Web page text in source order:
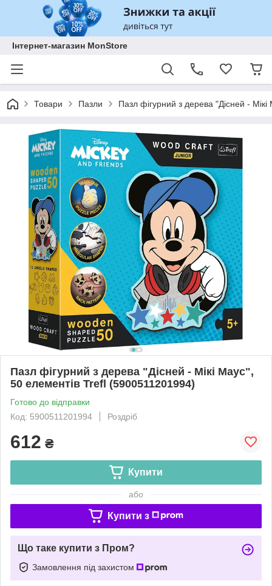
Інтернет-магазин MonStore
Товари Пазли Пазл фігурний з дерева "Дісней -
Пазл фігурний з дерева "Дісней - Мікі Маус",
50 елементів Trefl (5900511201994)
Готово до відправки
Код: 5900511201994
Роздріб
612 ₴
Купити
або
Купити з
Що таке купити з Пром?
Замовлення під захистом